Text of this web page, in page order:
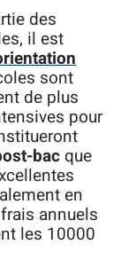
des
il est
sont
de plus
pour
bac que
en
annuels
les 10000